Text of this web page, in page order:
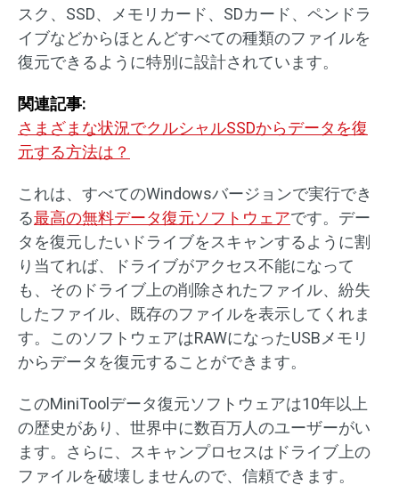
スク、SSD、メモリカード、SDカード、ペンドラ
イブなどからほとんどすべての種類のファイルを
復元できるように特別に設計されています。
関連記事:
さまざまな状況でクルシャルSSDからデータを復
元する方法は？
これは、すべてのWindowsバージョンで実行でき
る最高の無料データ復元ソフトウェアです。デー
タを復元したいドライブをスキャンするように割
り当てれば、ドライブがアクセス不能になって
も、そのドライブ上の削除されたファイル、紛失
したファイル、既存のファイルを表示してくれま
す。このソフトウェアはRAWになったUSBメモリ
からデータを復元することができます。
このMiniToolデータ復元ソフトウェアは10年以上
の歴史があり、世界中に数百万人のユーザーがい
ます。さらに、スキャンプロセスはドライブ上の
ファイルを破壊しませんので、信頼できます。